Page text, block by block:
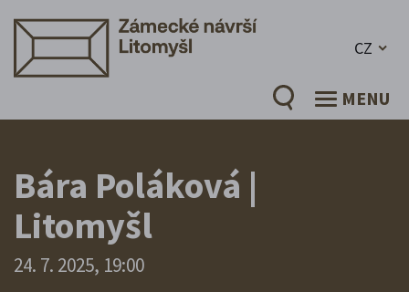
CZ
MENU
Bára Poláková |
Litomyšl
24. 7. 2025, 19:00